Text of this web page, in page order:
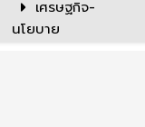
เศรษฐกิจ-
นโยบาย